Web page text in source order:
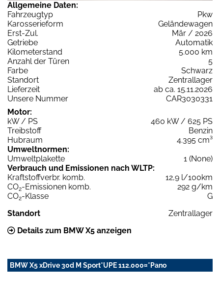
Allgemeine Daten:
Fahrzeugtyp
Pkw
Karosserieform
Geländewagen
Erst-Zul.
Mär / 2026
Getriebe
Automatik
Kilometerstand
5.000 km
Anzahl der Türen
5
Farbe
Schwarz
Standort
Zentrallager
Lieferzeit
ab ca. 15.11.2026
Unsere Nummer
CAR3030331
Motor:
kW / PS
460 kW / 625 PS
Treibstoff
Benzin
Hubraum
4.395 cm³
Umweltnormen:
Umweltplakette
1 (None)
Verbrauch und Emissionen nach WLTP:
Kraftstoffverbr. komb.
12,9 l/100km
CO2-Emissionen komb.
292 g/km
CO2-Klasse
G
Standort
Zentrallager
Details zum BMW X5 anzeigen
BMW X5 xDrive 30d M Sport*UPE 112.000¤*Pano